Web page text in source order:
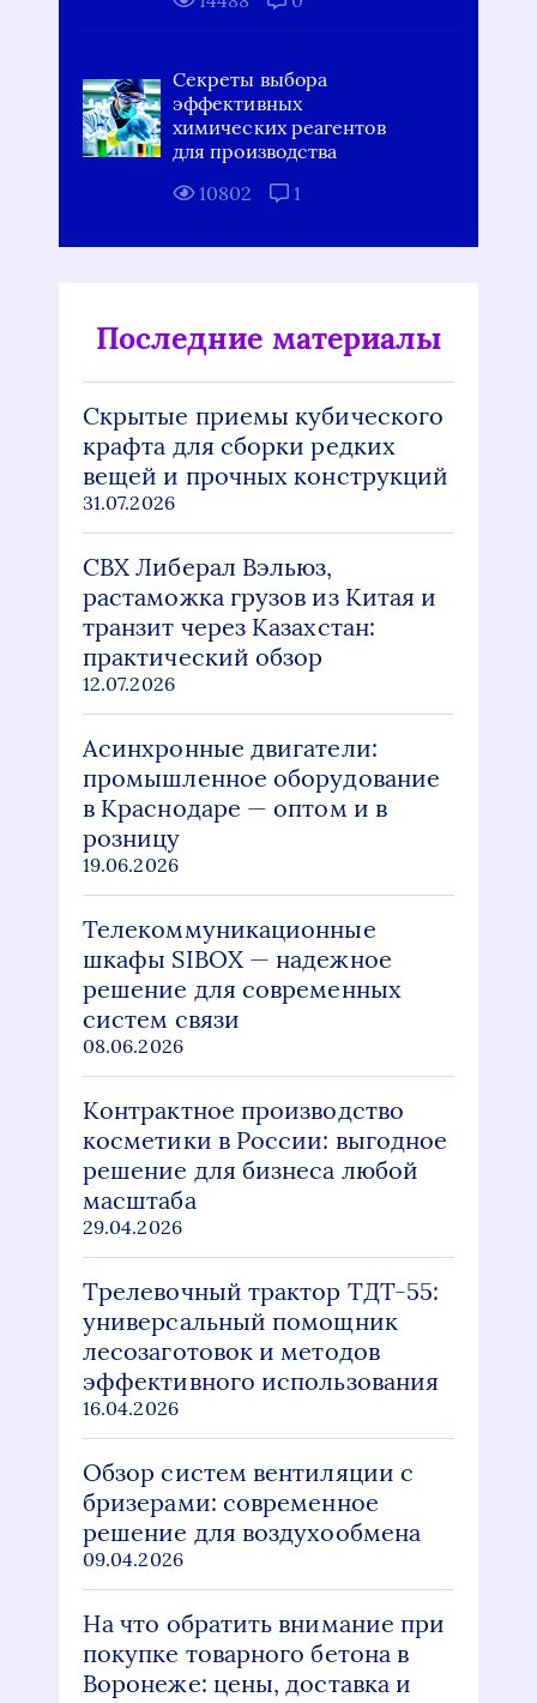
Секреты выбора
эффективных
химических реагентов
для производства
10802
1
Последние материалы
Скрытые приемы кубического
крафта для сборки редких
вещей и прочных конструкций
31.07.2026
СВХ Либерал Вэльюз,
растаможка грузов из Китая и
транзит через Казахстан:
практический обзор
12.07.2026
Асинхронные двигатели:
промышленное оборудование
в Краснодаре — оптом и в
розницу
19.06.2026
Телекоммуникационные
шкафы SIBOX — надежное
решение для современных
систем связи
08.06.2026
Контрактное производство
косметики в России: выгодное
решение для бизнеса любой
масштаба
29.04.2026
Трелевочный трактор ТДТ-55:
универсальный помощник
лесозаготовок и методов
эффективного использования
16.04.2026
Обзор систем вентиляции с
бризерами: современное
решение для воздухообмена
09.04.2026
На что обратить внимание при
покупке товарного бетона в
Воронеже: цены, доставка и